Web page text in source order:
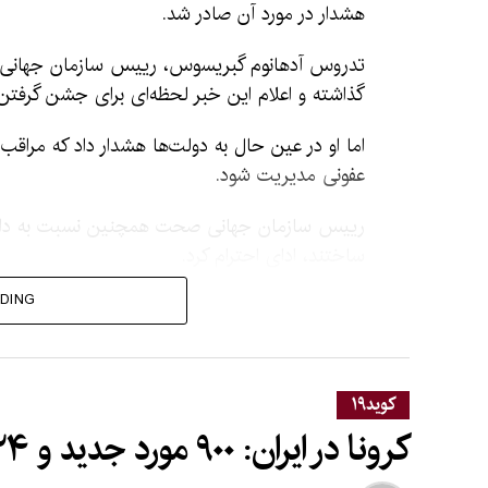
هشدار در مورد آن صادر شد.
تدروس آدهانوم گبریسوس، رییس سازمان
گذاشته و اعلام این خبر لحظه‌ای برای جشن
اما او در عین حال به دولت‌ها هشدار داد که
عفونی مدیریت شود.
رییس سازمان جهانی صحت همچنین نسبت به
آقای تدروس
شده است.کوید۱۹
کرونا در ایران: ۹۰۰ مورد جدید و ۲۴ فوتی ثبت شد